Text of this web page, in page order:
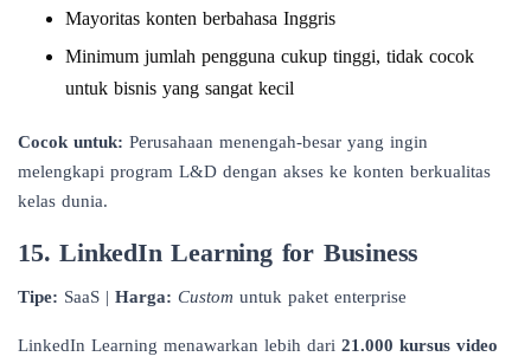
Mayoritas konten berbahasa Inggris
Minimum jumlah pengguna cukup tinggi, tidak cocok
untuk bisnis yang sangat kecil
Cocok untuk: Perusahaan menengah-besar yang ingin
melengkapi program L&D dengan akses ke konten berkualitas
kelas dunia.
15. LinkedIn Learning for Business
Tipe: SaaS | Harga: Custom untuk paket enterprise
LinkedIn Learning menawarkan lebih dari 21.000 kursus video